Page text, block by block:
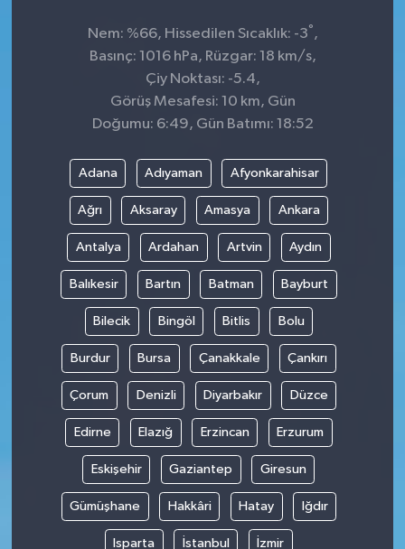
Nem: %66, Hissedilen Sıcaklık: -3° ,
Basınç: 1016 hPa, Rüzgar: 18 km/s,
Çiy Noktası: -5.4,
Görüş Mesafesi: 10 km, Gün
Doğumu: 6:49, Gün Batımı: 18:52
Adana Adıyaman Afyonkarahisar
Ağrı Aksaray Amasya Ankara
Antalya Ardahan Artvin Aydın
Balıkesir Bartın Batman Bayburt
Bilecik Bingöl Bitlis Bolu
Burdur Bursa Çanakkale Çankırı
Çorum Denizli Diyarbakır Düzce
Edirne Elazığ Erzincan Erzurum
Eskişehir Gaziantep Giresun
Gümüşhane Hakkâri Hatay Iğdır
Isparta İstanbul İzmir